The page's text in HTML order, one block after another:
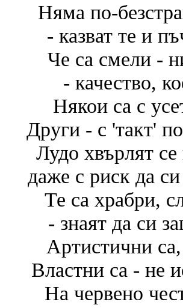
Няма по-
- казват те и
Че са смели -
- качество,
Някои са с
Други - с 'такт'
Лудо хвърлят се
даже с риск да
Те са храбри,
- знаят да си
Артистични
Властни са - не
На червено